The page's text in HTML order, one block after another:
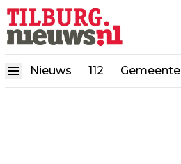
Nieuws 112 Gemeente